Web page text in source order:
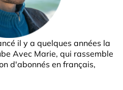
il y a quelques années la
Avec Marie, qui rassemble
d'abonnés en français,